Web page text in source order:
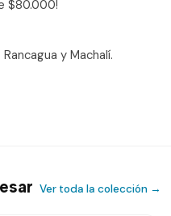
$80.000!
y Machalí.
Ver toda la colección →